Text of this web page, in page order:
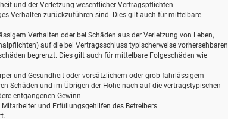
und der Verletzung wesentlicher Vertragspflichten
Verhalten zurückzuführen sind. Dies gilt auch für mittelbare
Verhalten oder bei Schäden aus der Verletzung von Leben,
auf die bei Vertragsschluss typischerweise vorhersehbaren
begrenzt. Dies gilt auch für mittelbare Folgeschäden wie
und Gesundheit oder vorsätzlichem oder grob fahrlässigem
Schäden und im Übrigen der Höhe nach auf die vertragstypischen
entgangenen Gewinn.
und Erfüllungsgehilfen des Betreibers.